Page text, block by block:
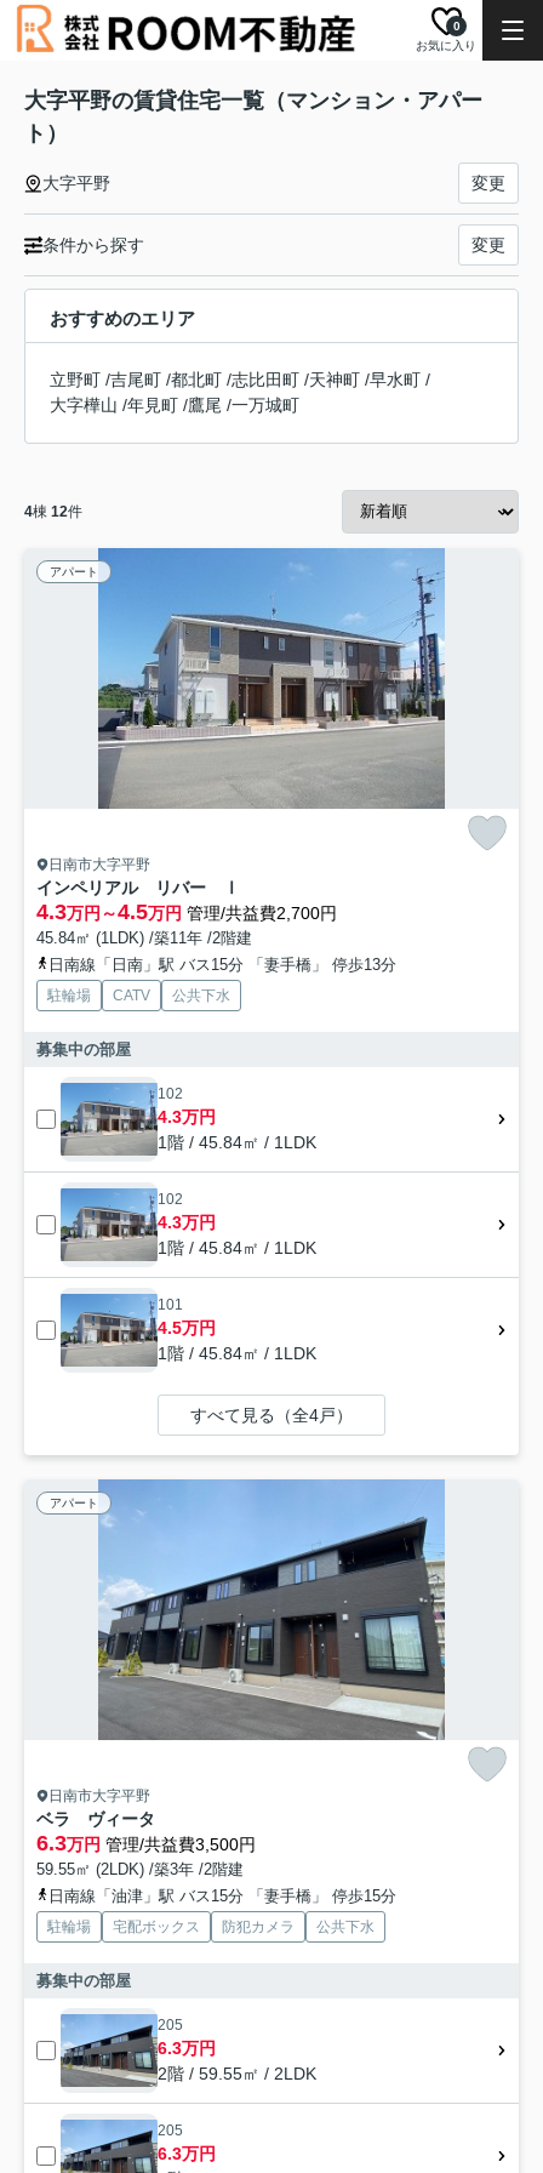
お気に入り
0
大字平野の賃貸住宅一覧（マンション・アパー
ト）
大字平野 変更
条件から探す 変更
おすすめのエリア
立野町 /吉尾町 /都北町 /志比田町 /天神町 /早水町 /
大字樺山 /年見町 /鷹尾 /一万城町
4棟 12件
アパート
日南市大字平野
インペリアル リバー Ⅰ
4.3万円～4.5万円 管理/共益費2,700円
45.84㎡ (1LDK) /築11年 /2階建
日南線「日南」駅 バス15分 「妻手橋」 停歩13分
駐輪場 CATV 公共下水
募集中の部屋
102
4.3万円
1階 / 45.84㎡ / 1LDK
102
4.3万円
1階 / 45.84㎡ / 1LDK
101
4.5万円
1階 / 45.84㎡ / 1LDK
すべて見る（全4戸）
アパート
日南市大字平野
ベラ ヴィータ
6.3万円 管理/共益費3,500円
59.55㎡ (2LDK) /築3年 /2階建
日南線「油津」駅 バス15分 「妻手橋」 停歩15分
駐輪場 宅配ボックス 防犯カメラ 公共下水
募集中の部屋
205
6.3万円
2階 / 59.55㎡ / 2LDK
205
6.3万円